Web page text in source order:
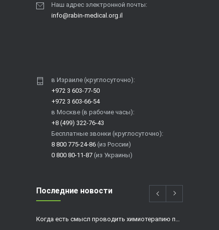
Наш адрес электронной почты:
info@rabin-medical.org.il
в Израиле (круглосуточно):
+972 3 603-77-50
+972 3 603-66-54
в Москве (в рабочие часы):
+8 (499) 322-76-43
Бесплатные звонки (круглосуточно):
8 800 775-24-86 (из России)
0 800 80-11-87 (из Украины)
Последние новости